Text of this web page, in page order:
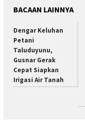
BACAAN LAINNYA
Dengar Keluhan
Petani
Taluduyunu,
Gusnar Gerak
Cepat Siapkan
Irigasi Air Tanah